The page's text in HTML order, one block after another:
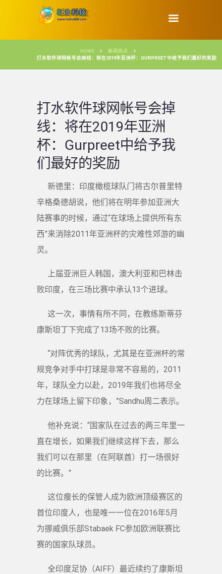
HOME
新闻热点
打水软件球网帐号会掉线：将在2019年亚洲杯：GURPREET中给予我们最好的奖励
打水软件球网帐号会掉
线：将在2019年亚洲
杯：Gurpreet中给予我
们最好的奖励
新德里：印度橄榄球队门将古尔普里特
辛格桑德胡说，他们将在明年参加亚洲大
陆赛事的时候，通过“在球场上提供所有东
西”来消除2011年亚洲杯的灾难性郊游的幽
灵。
上届亚洲巨人韩国，澳大利亚和巴林击
败印度，在三场比赛中承认13个进球。
这一次，事情有所不同，在教练斯蒂芬
康斯坦丁下完成了13场不败的比赛。
“对阵优秀的球队，尤其是在亚洲杯的常
规竞争对手中打球是非常不容易的，2011
年，球队全力以赴，2019年我们也将尽全
力在球场上留下印象，”Sandhu周二表示。
他补充说：“国家队在过去的两三年里一
直在增长，如果我们继续这样下去，那么
我们可以在那里（在阿联酋）打一场很好
的比赛。”
这位瘦长的保管人成为欧洲顶级赛区的
首位印度人，也是唯一一位在2016年5月
为挪威俱乐部Stabaek FC参加欧洲联赛比
赛的国家队球员。
全印度足协（AIFF）最近续约了康斯坦